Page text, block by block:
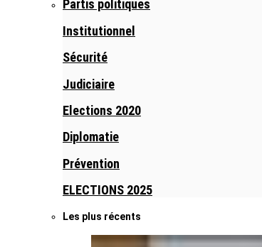
Partis politiques
Institutionnel
Sécurité
Judiciaire
Elections 2020
Diplomatie
Prévention
ELECTIONS 2025
Les plus récents